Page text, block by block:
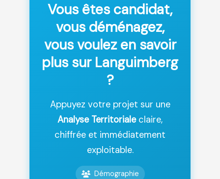
Vous êtes candidat,
vous déménagez,
vous voulez en savoir
plus sur Languimberg
?
Appuyez votre projet sur une
Analyse Territorialeclaire,
chiffrée et immédiatement
exploitable.
Démographie